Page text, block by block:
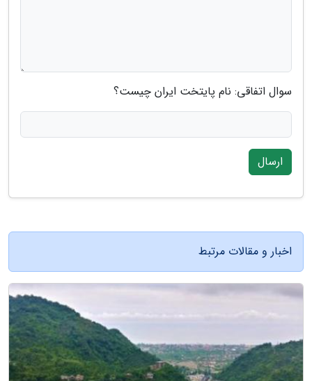
سوال اتفاقی: نام پایتخت ایران چیست؟
ارسال
اخبار و مقالات مرتبط